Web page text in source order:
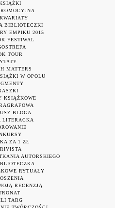
BIBLIOTECZKI
EMPIKU 2015
FESTIWAL
TOUR
MATTERS
W OPOLU
KSIĄŻKOWE
BLOGA
LITERACKA
ZA 1 ZŁ
AUTORSKIEGO
RYTUAŁY
RECENZJĄ
TARG